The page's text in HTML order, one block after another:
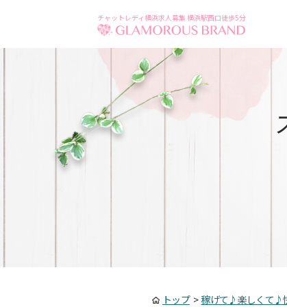
チャットレディ横浜求人募集 横浜駅西口徒歩5分
トップ> 稼げて♪楽しくて♪